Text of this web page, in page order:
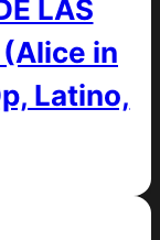
LAS
in
Latino,